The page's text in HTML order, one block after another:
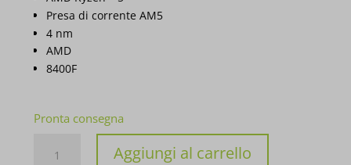
Presa di corrente AM5
4 nm
AMD
8400F
Pronta consegna
Aggiungi al carrello